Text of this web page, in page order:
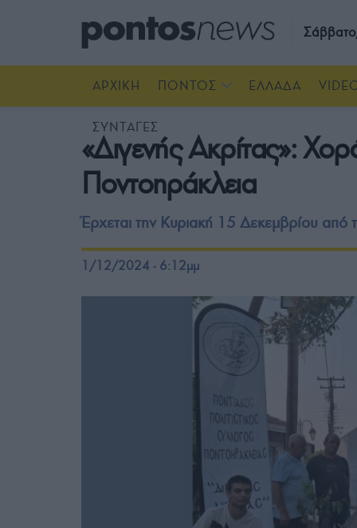
ΑΡΧΙΚΗ ΠΟΝΤΟΣ ΕΛΛΑΔΑ
ΣΥΝΤΑΓΕΣ
«Διγενής Ακρίτας»:
Ποντοηράκλεια
Έρχεται την Κυριακή 15 Δεκεμβρίου από
1/12/2024 - 6:12μμ